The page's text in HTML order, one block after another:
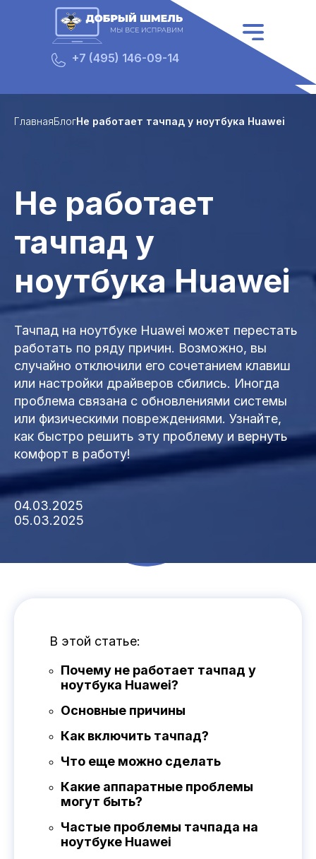
+7 (495) 146-09-14
ГлавнаяБлогНе работает тачпад у ноутбука Huawei
Не работает
тачпад у
ноутбука Huawei
Тачпад на ноутбуке Huawei может перестать
работать по ряду причин. Возможно, вы
случайно отключили его сочетанием клавиш
или настройки драйверов сбились. Иногда
проблема связана с обновлениями системы
или физическими повреждениями. Узнайте,
как быстро решить эту проблему и вернуть
комфорт в работу!
04.03.2025
05.03.2025
В этой статье:
Почему не работает тачпад у
ноутбука Huawei?
Основные причины
Как включить тачпад?
Что еще можно сделать
Какие аппаратные проблемы
могут быть?
Частые проблемы тачпада на
ноутбуке Huawei